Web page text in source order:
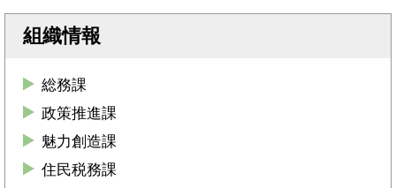
組織情報
総務課
政策推進課
魅力創造課
住民税務課